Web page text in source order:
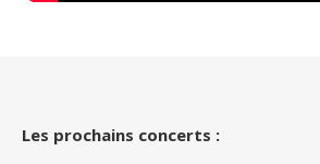
Les prochains concerts :